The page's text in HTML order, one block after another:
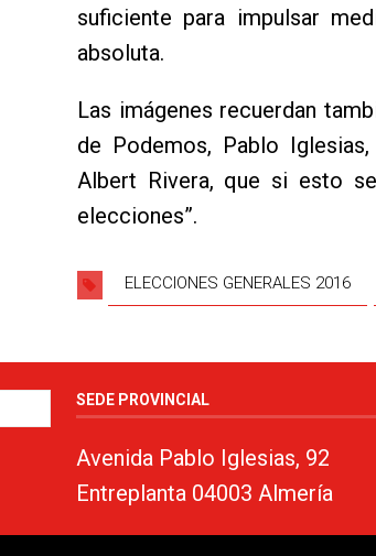
suficiente para impulsar
absoluta.
Las imágenes recuerdan
de Podemos, Pablo
Albert Rivera, que si esto
elecciones”.
ELECCIONES GENERALES 2016
SEDE PROVINCIAL
Avenida Pablo Iglesias, 92
Entreplanta 04003 Almería